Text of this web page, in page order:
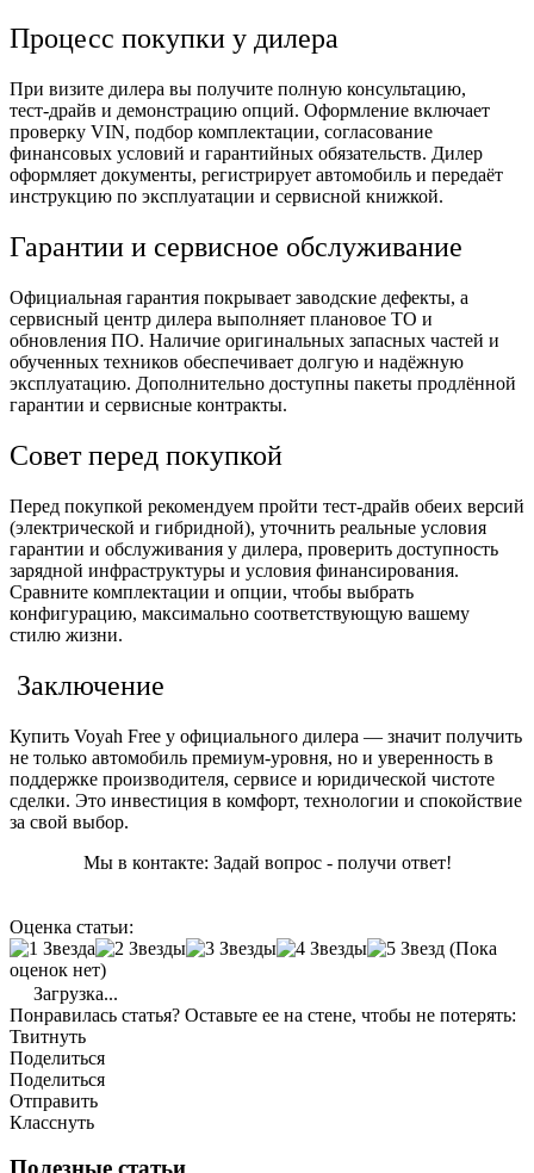
Процесс покупки у дилера
При визите дилера вы получите полную консультацию,
тест‑драйв и демонстрацию опций. Оформление включает
проверку VIN, подбор комплектации, согласование
финансовых условий и гарантийных обязательств. Дилер
оформляет документы, регистрирует автомобиль и передаёт
инструкцию по эксплуатации и сервисной книжкой.
Гарантии и сервисное обслуживание
Официальная гарантия покрывает заводские дефекты, а
сервисный центр дилера выполняет плановое ТО и
обновления ПО. Наличие оригинальных запасных частей и
обученных техников обеспечивает долгую и надёжную
эксплуатацию. Дополнительно доступны пакеты продлённой
гарантии и сервисные контракты.
Совет перед покупкой
Перед покупкой рекомендуем пройти тест‑драйв обеих версий
(электрической и гибридной), уточнить реальные условия
гарантии и обслуживания у дилера, проверить доступность
зарядной инфраструктуры и условия финансирования.
Сравните комплектации и опции, чтобы выбрать
конфигурацию, максимально соответствующую вашему
стилю жизни.
Заключение
Купить Voyah Free у официального дилера — значит получить
не только автомобиль премиум‑уровня, но и уверенность в
поддержке производителя, сервисе и юридической чистоте
сделки. Это инвестиция в комфорт, технологии и спокойствие
за свой выбор.
Мы в контакте: Задай вопрос - получи ответ!
Оценка статьи:
(Пока
оценок нет)
Загрузка...
Понравилась статья? Оставьте ее на стене, чтобы не потерять:
Твитнуть
Поделиться
Поделиться
Отправить
Класснуть